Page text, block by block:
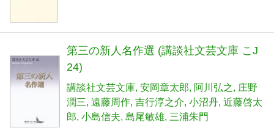
第三の新人名作選 (講談社文芸文庫 こJ
24)
講談社文芸文庫 安岡章太郎 阿川弘之
庄野
潤三 遠藤周作 吉行淳之介 小沼丹 近藤啓太
郎 小島信夫 島尾敏雄 三浦朱門